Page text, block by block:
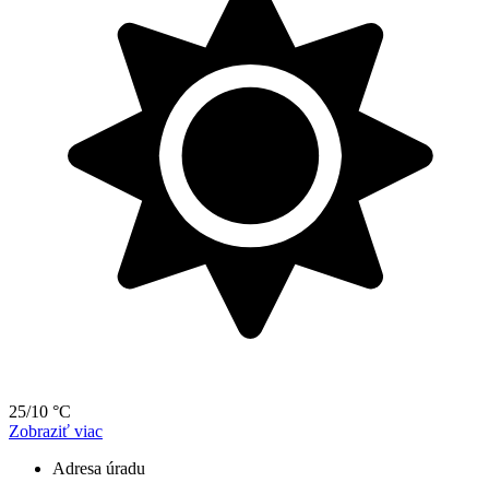
25/10 °C
Zobraziť viac
Adresa úradu